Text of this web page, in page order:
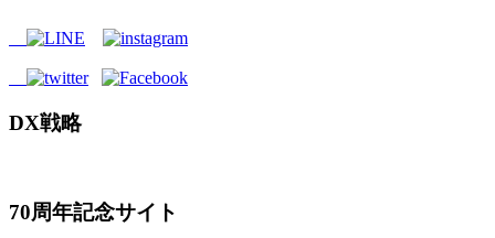
DX戦略
70周年記念サイト